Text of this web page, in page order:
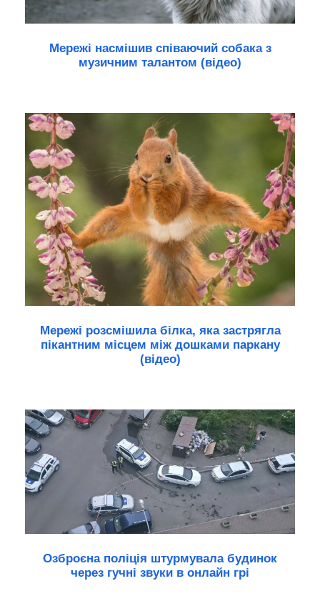
Мережі насмішив співаючий собака з
музичним талантом (відео)
Мережі розсмішила білка, яка застрягла
пікантним місцем між дошками паркану
(відео)
Озброєна поліція штурмувала будинок
через гучні звуки в онлайн грі